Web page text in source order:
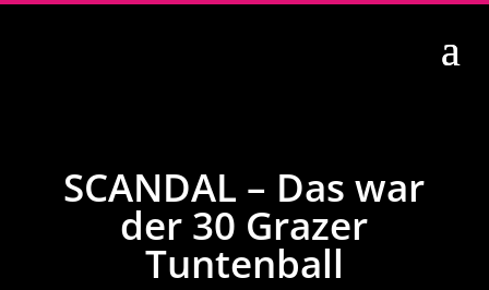
SCANDAL – Das war
der 30 Grazer
Tuntenball